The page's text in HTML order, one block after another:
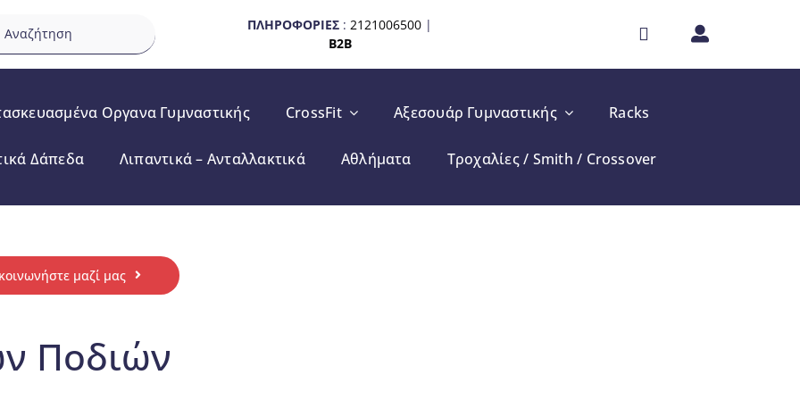
ΠΛΗΡΟΦΟΡΙΕΣ :2121006500 |
B2B
Οργανα Γυμναστικής CrossFit Αξεσουάρ Γυμναστικής Racks
Δάπεδα Λιπαντικά – Ανταλλακτικά Αθλήματα Τροχαλίες / Smith / Crossover
μαζί μας
Ποδιών